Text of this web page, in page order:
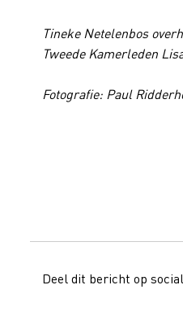
Tineke Netelenbos
Tweede Kamerleden
Fotografie: Paul
Deel dit bericht op social